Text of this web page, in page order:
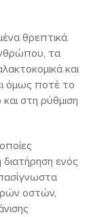
θρεπτικά
τα
και
όμως ποτέ το
στη ρύθμιση
ενός
οστών,